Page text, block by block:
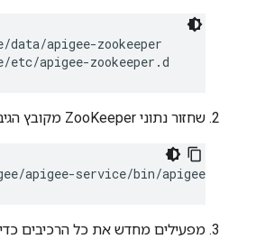
data/apigee-zookeeper
etc/apigee-zookeeper.d
שחזור נתוני ZooKeeper מקובץ הגיבוי:
apigee-service/bin/apigee-
מפעילים מחדש את כל הרכיבים כדי